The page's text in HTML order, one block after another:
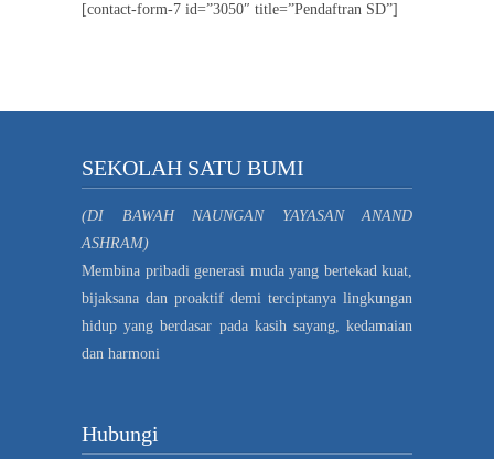
[contact-form-7 id=”3050″ title=”Pendaftran SD”]
SEKOLAH SATU BUMI
(DI BAWAH NAUNGAN YAYASAN ANAND
ASHRAM)
Membina pribadi generasi muda yang bertekad kuat,
bijaksana dan proaktif demi terciptanya lingkungan
hidup yang berdasar pada kasih sayang, kedamaian
dan harmoni
Hubungi